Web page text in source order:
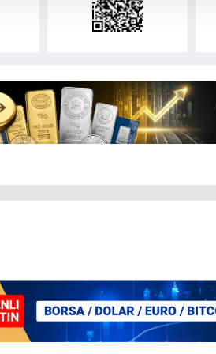
Diğer çerezler, sitemizin
yapılması, amaçlarıyla
Çerez Bilgilendirme Metnimizi
Korunması Kanunu
kullanılan çerezlerle ilgili bilgi